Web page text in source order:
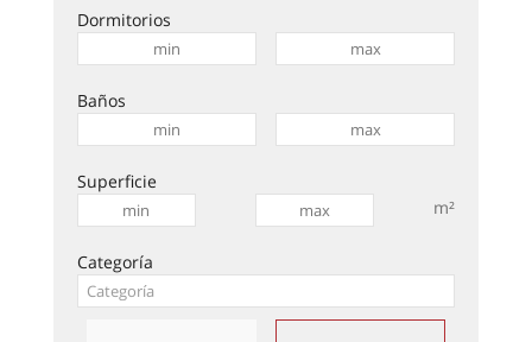
Dormitorios
Baños
Superficie
m²
Categoría